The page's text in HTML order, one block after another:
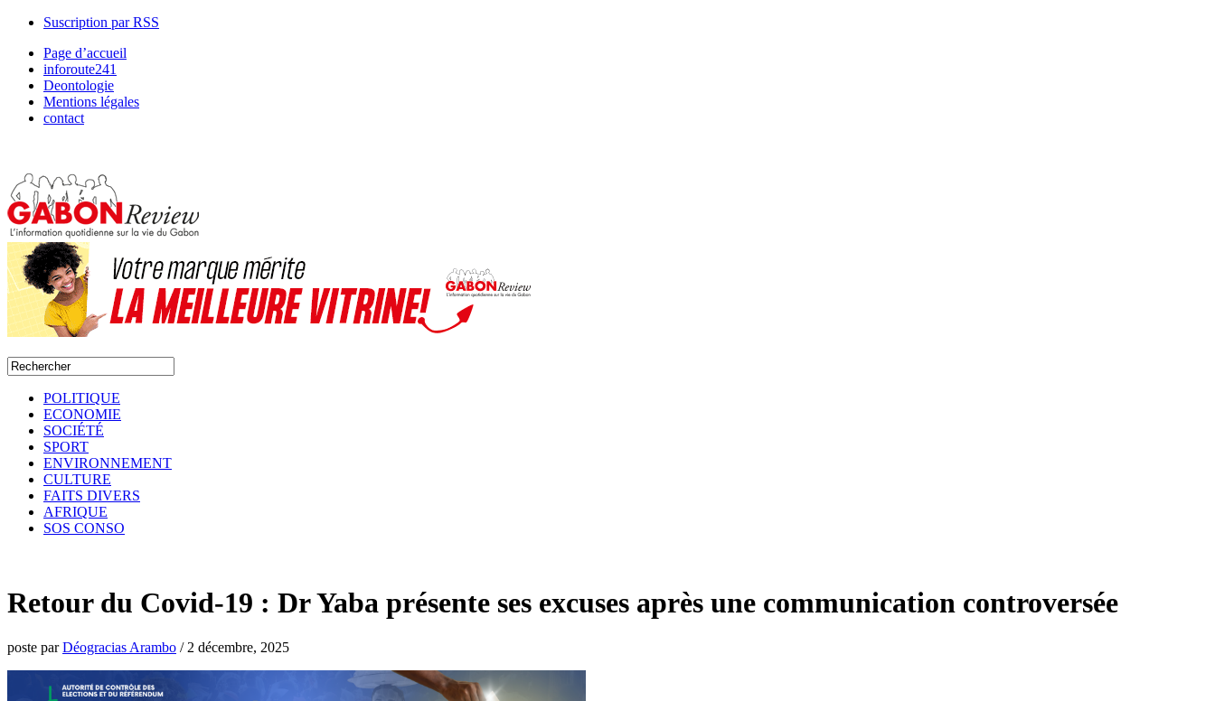
Suscription par RSS
Page d’accueil
inforoute241
Deontologie
Mentions légales
contact
POLITIQUE
ECONOMIE
SOCIÉTÉ
SPORT
ENVIRONNEMENT
CULTURE
FAITS DIVERS
AFRIQUE
SOS CONSO
Retour du Covid-19 : Dr Yaba présente ses excuses après une communication controversée
poste parDéogracias Arambo / 2 décembre, 2025